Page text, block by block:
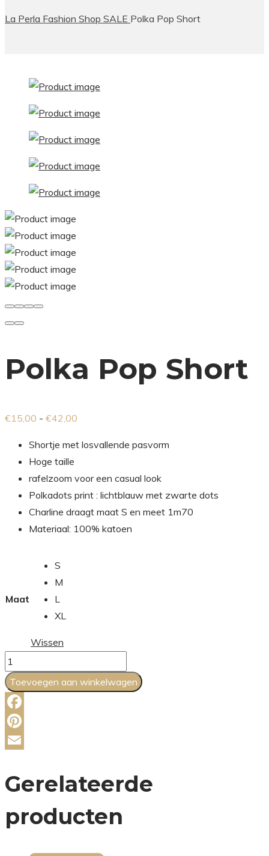
La Perla Fashion Shop SALE Polka Pop Short
Polka Pop Short
€15,00 - €42,00
tot
Shortje met losvallende pasvorm
Hoge taille
rafelzoom voor een casual look
Polkadots print : lichtblauw met zwarte dots
Charline draagt maat S en meet 1m70
Materiaal: 100% katoen
Maat
S
M
L
XL
Wissen
Polka
Pop
Short
aantal
Toevoegen aan winkelwagen
Facebook
Pinterest
Gerelateerde
producten